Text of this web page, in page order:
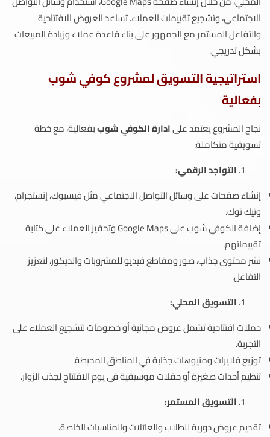
الاجتماعي، وتشجيع تقييمات العملاء. تساعد العروض الافتتاحية
والتفاعل المستمر مع الجمهور على بناء قاعدة عملاء وزيادة المبيعات
بشكل تدريجي.
استراتيجية التسويق لمشروع كوفي شوب
بفعالية
نجاح المشروع يعتمد علىادارة الكوفي شوببفعالية، مع خطة
تسويقية متكاملة:
التواجد الرقمي:
إنشاء صفحات على وسائل التواصل الاجتماعي مثل فيسبوك، إنستجرام،
وتيك توك.
إضافة الكوفي شوب على Google Maps وتحفيز العملاء على كتابة
تقييماتهم.
نشر محتوى جذاب، صور ومقاطع فيديو للمشروبات والديكور، لتعزيز
التفاعل.
التسويق المحلي:
حملات افتتاحية تشمل عروض مجانية أو خصومات لتشجيع العملاء على
التجربة.
توزيع فلايرات ومنيوهات جذابة في المناطق المحيطة.
تنظيم أحداث صغيرة أو حفلات موسيقية في يوم الافتتاح لجذب الزوار.
التسويق المستمر:
تقديم عروض دورية للطلاب والعائلات والمناسبات الخاصة.